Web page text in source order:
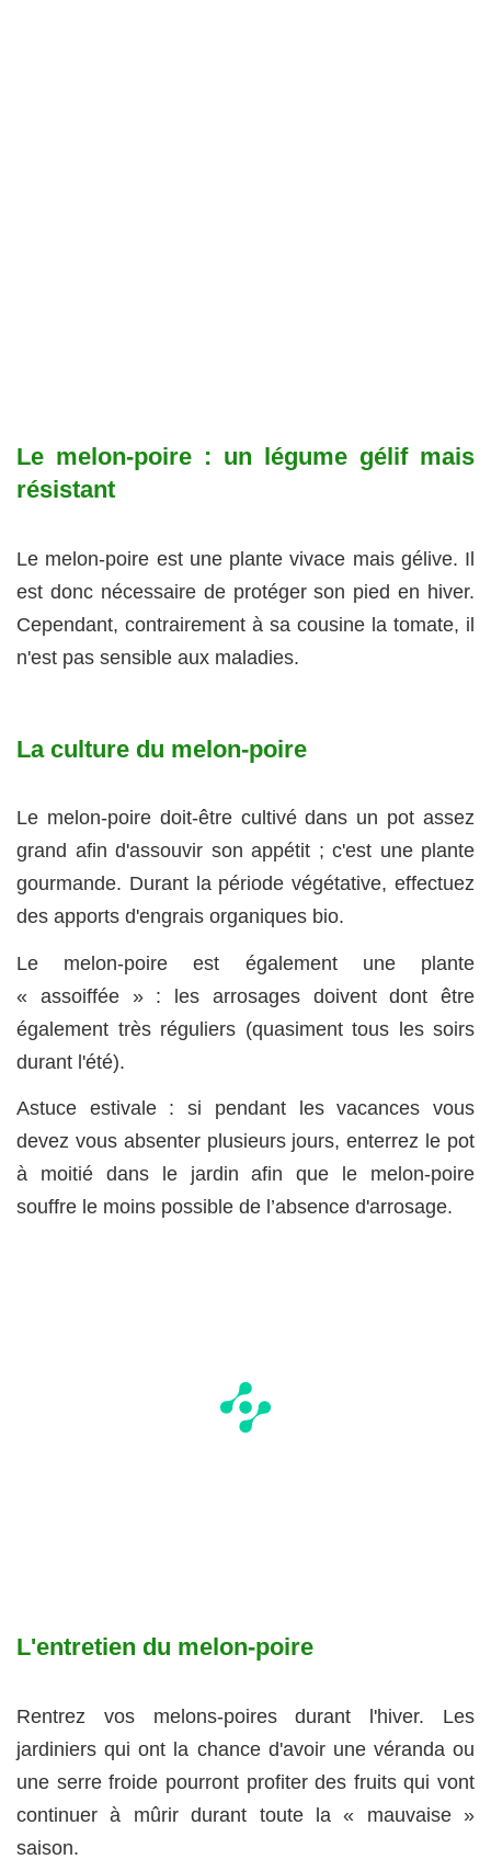
Le melon-poire : un légume gélif mais
résistant
Le melon-poire est une plante vivace mais gélive. Il
est donc nécessaire de protéger son pied en hiver.
Cependant, contrairement à sa cousine la tomate, il
n'est pas sensible aux maladies.
La culture du melon-poire
Le melon-poire doit-être cultivé dans un pot assez
grand afin d'assouvir son appétit ; c'est une plante
gourmande. Durant la période végétative, effectuez
des apports d'engrais organiques bio.
Le melon-poire est également une plante
« assoiffée » : les arrosages doivent dont être
également très réguliers (quasiment tous les soirs
durant l'été).
Astuce estivale : si pendant les vacances vous
devez vous absenter plusieurs jours, enterrez le pot
à moitié dans le jardin afin que le melon-poire
souffre le moins possible de l’absence d'arrosage.
L'entretien du melon-poire
Rentrez vos melons-poires durant l'hiver. Les
jardiniers qui ont la chance d'avoir une véranda ou
une serre froide pourront profiter des fruits qui vont
continuer à mûrir durant toute la « mauvaise »
saison.